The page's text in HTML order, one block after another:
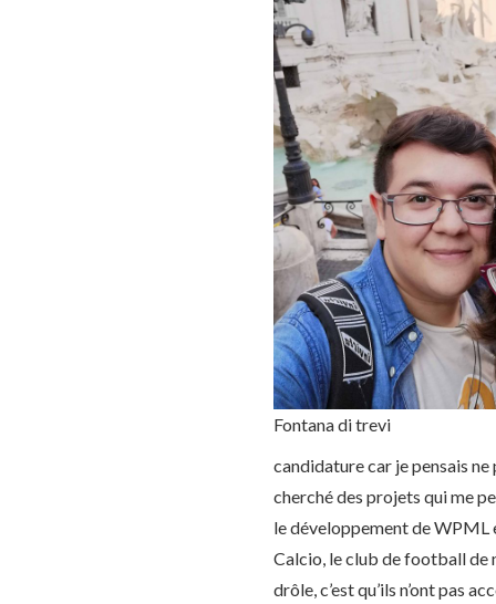
Fontana di trevi
candidature car je pensais ne
cherché des projets qui me
le développement de WPML
Calcio, le club de football de
drôle, c’est qu’ils n’ont pas